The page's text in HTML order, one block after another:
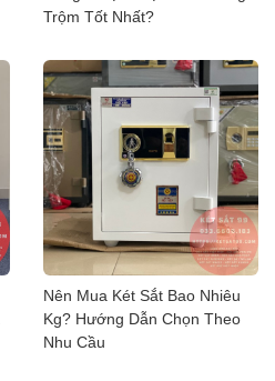
Trộm Tốt Nhất?
Nên Mua Két Sắt Bao Nhiêu
Kg? Hướng Dẫn Chọn Theo
Nhu Cầu